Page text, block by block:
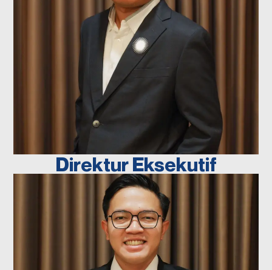
NASHIR EFENDI
Penasihat
Direktur Eksekutif